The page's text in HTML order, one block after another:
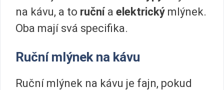
na kávu, a to ručnía elektrický mlýnek.
Oba mají svá specifika.
Ruční mlýnek na kávu
Ruční mlýnek na kávu je fajn, pokud